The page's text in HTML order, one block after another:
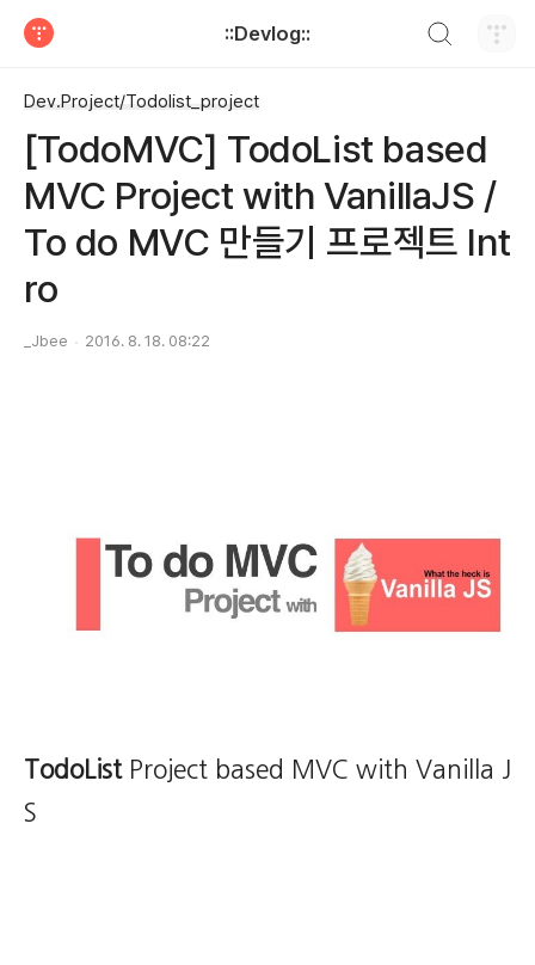
::Devlog::
Dev.Project/Todolist_project
[TodoMVC] TodoList based
MVC Project with VanillaJS /
To do MVC 만들기 프로젝트 Int
ro
_Jbee 2016. 8. 18. 08:22
TodoList Project based MVC with Vanilla J
S